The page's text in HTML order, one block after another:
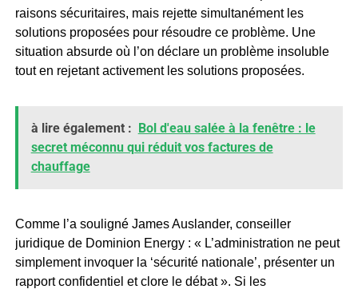
raisons sécuritaires, mais rejette simultanément les
solutions proposées pour résoudre ce problème. Une
situation absurde où l’on déclare un problème insoluble
tout en rejetant activement les solutions proposées.
à lire également : Bol d'eau salée à la fenêtre : le
secret méconnu qui réduit vos factures de
chauffage
Comme l’a souligné James Auslander, conseiller
juridique de Dominion Energy : « L’administration ne peut
simplement invoquer la ‘sécurité nationale’, présenter un
rapport confidentiel et clore le débat ». Si les